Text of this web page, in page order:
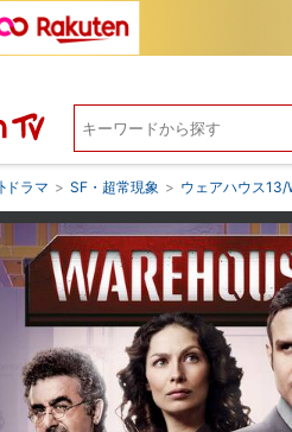
ドラマ > SF・超常現象 > ウェアハウス13/